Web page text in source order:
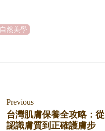
自然美學
Previous
台灣肌膚保養全攻略：從
認識膚質到正確護膚步